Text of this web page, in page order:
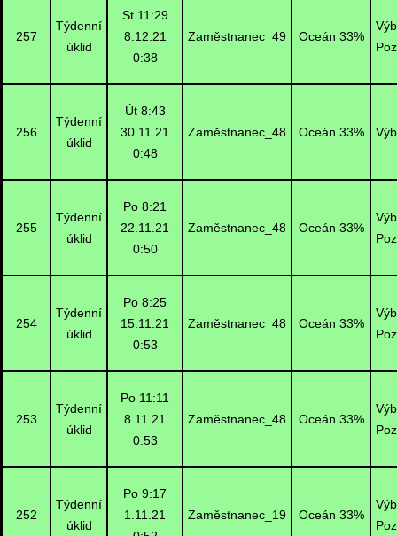
257
Týdenní
úklid
St 11:29
8.12.21
0:38
Zaměstnanec_49 Oceán 33%
256
Týdenní
úklid
Út 8:43
30.11.21
0:48
Zaměstnanec_48 Oceán 33%
255
Týdenní
úklid
Po 8:21
22.11.21
0:50
Zaměstnanec_48 Oceán 33%
254
Týdenní
úklid
Po 8:25
15.11.21
0:53
Zaměstnanec_48 Oceán 33%
253
Týdenní
úklid
Po 11:11
8.11.21
0:53
Zaměstnanec_48 Oceán 33%
252
Týdenní
úklid
Po 9:17
1.11.21
Zaměstnanec_19 Oceán 33%